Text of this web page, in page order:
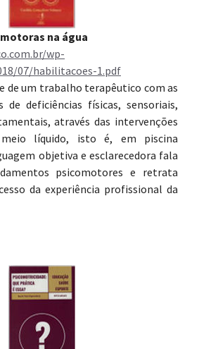
na água
wp-
07/habilitacoes-1.pdf
de um trabalho terapêutico com as
de deficiências físicas, sensoriais,
através das intervenções
líquido, isto é, em piscina
objetiva e esclarecedora fala
psicomotores e retrata
da experiência profissional da